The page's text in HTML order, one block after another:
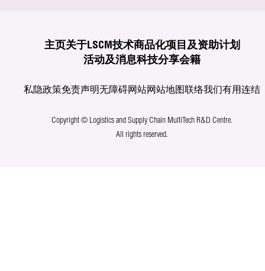
主页关于LSCM技术商品化项目及资助计划
活动及消息科技分享会籍
私隐政策免责声明无障碍网站网站地图联络我们有用连结
Copyright © Logistics and Supply Chain MultiTech R&D Centre.
All rights reserved.